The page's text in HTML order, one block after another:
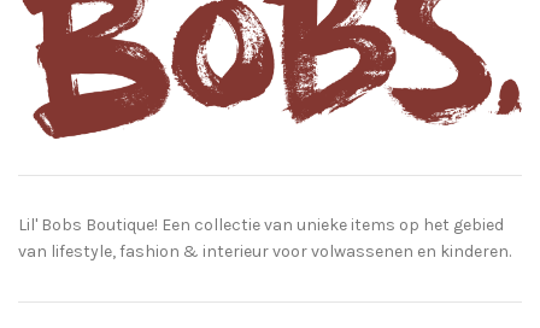
Lil' Bobs Boutique! Een collectie van unieke items op het gebied
van lifestyle, fashion & interieur voor volwassenen en kinderen.